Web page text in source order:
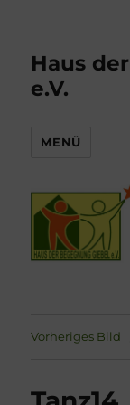
Haus
e.V.
MENÜ
Vorheriges Bild